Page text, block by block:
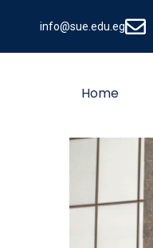
info@sue.edu.eg
Home